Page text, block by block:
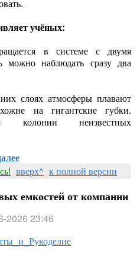
учёных:
в системе с двумя
можно наблюдать сразу два
слоях атмосферы плавают
на гигантские губки.
колонии неизвестных
вверх^ к полной версии
емкостей от компании
2026 23:46